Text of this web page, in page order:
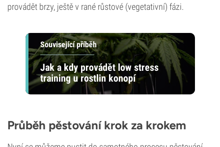
provádět brzy, ještě v rané růstové (vegetativní) fázi.
Související příběh
Jak a kdy provádět low stress
training u rostlin konopí
Průběh pěstování krok za krokem